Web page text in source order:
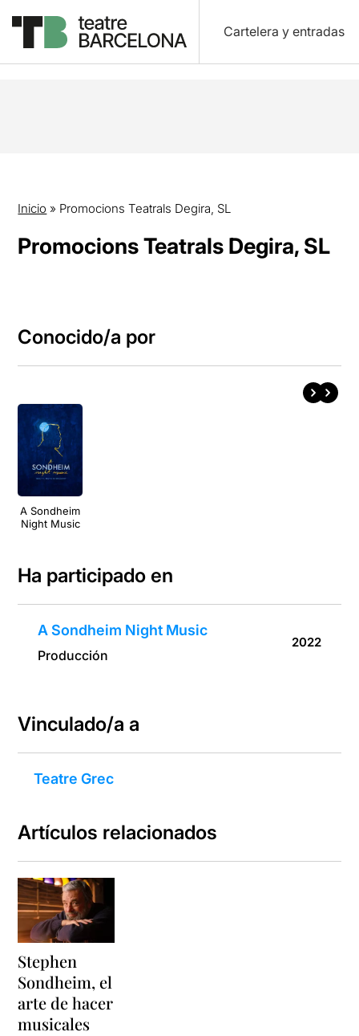
Cartelera y entradas
Inicio » Promocions Teatrals Degira, SL
Promocions Teatrals Degira, SL
Conocido/a por
A Sondheim
Night Music
Ha participado en
A Sondheim Night Music
Producción
2022
Vinculado/a a
Teatre Grec
Artículos relacionados
Stephen
Sondheim, el
arte de hacer
musicales